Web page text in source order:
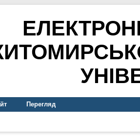
Перегляд